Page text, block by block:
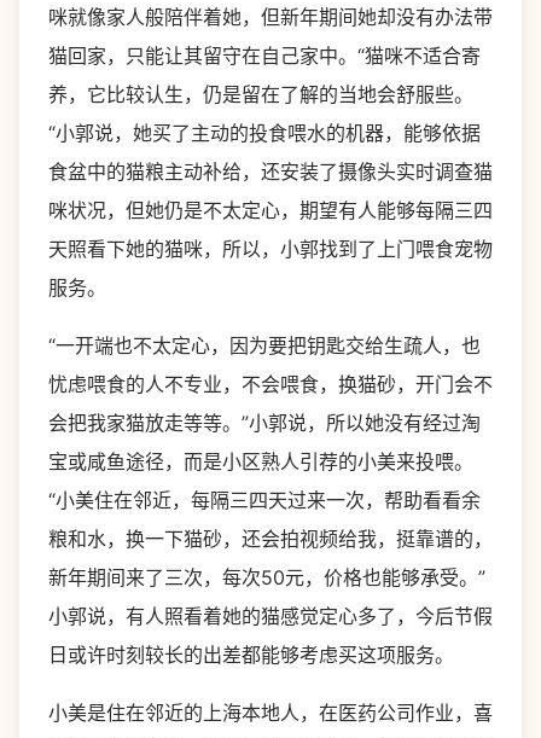
咪就像家人般陪伴着她，但新年期间她却没有办法带
猫回家，只能让其留守在自己家中。“猫咪不适合寄
养，它比较认生，仍是留在了解的当地会舒服些。
“小郭说，她买了主动的投食喂水的机器，能够依据
食盆中的猫粮主动补给，还安装了摄像头实时调查猫
咪状况，但她仍是不太定心，期望有人能够每隔三四
天照看下她的猫咪，所以，小郭找到了上门喂食宠物
服务。
“一开端也不太定心，因为要把钥匙交给生疏人，也
忧虑喂食的人不专业，不会喂食，换猫砂，开门会不
会把我家猫放走等等。”小郭说，所以她没有经过淘
宝或咸鱼途径，而是小区熟人引荐的小美来投喂。
“小美住在邻近，每隔三四天过来一次，帮助看看余
粮和水，换一下猫砂，还会拍视频给我，挺靠谱的，
新年期间来了三次，每次50元，价格也能够承受。”
小郭说，有人照看着她的猫感觉定心多了，今后节假
日或许时刻较长的出差都能够考虑买这项服务。
小美是住在邻近的上海本地人，在医药公司作业，喜